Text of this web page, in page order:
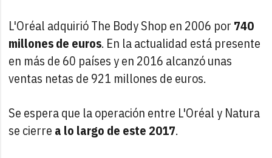
L'Oréal adquirió The Body Shop en 2006 por 740
millones de euros. En la actualidad está presente
en más de 60 países y en 2016 alcanzó unas
ventas netas de 921 millones de euros.
Se espera que la operación entre L'Oréal y Natura
se cierre a lo largo de este 2017.